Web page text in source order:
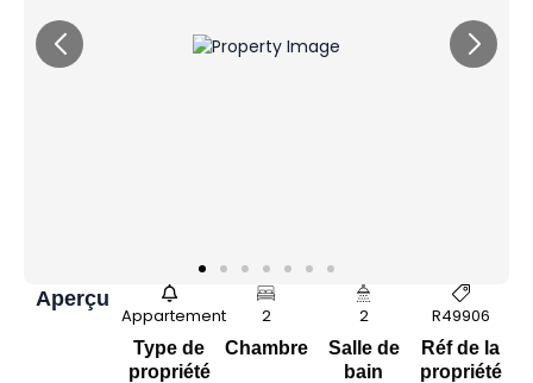
Aperçu
Appartement
Type de
propriété
2
Chambre
2
Salle de
bain
R49906
Réf de la
propriété